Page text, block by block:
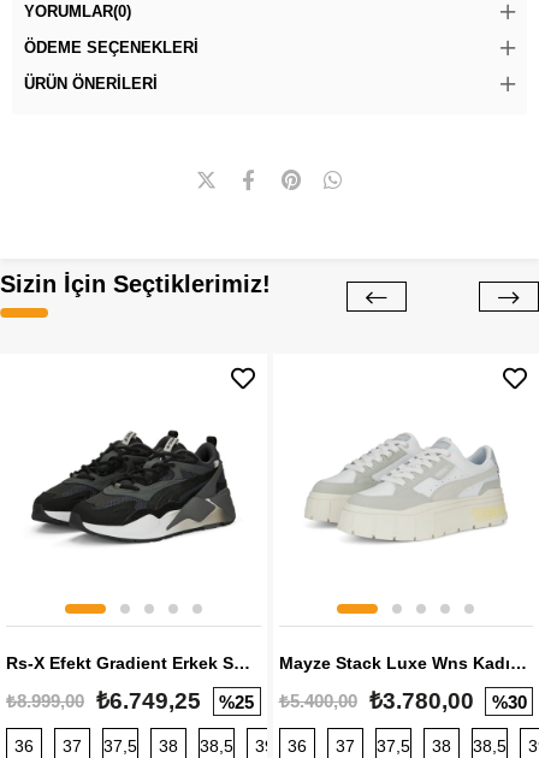
YORUMLAR(0)
ÖDEME SEÇENEKLERI
ÜRÜN ÖNERILERI
Sizin İçin Seçtiklerimiz!
Rs-X Efekt Gradient Erkek Sneaker
₺8.999,00 ₺6.749,25 %25
36 37 37,5 38 38,5 39 40 40,5 41 42 42,5
Mayze Stack Luxe Wns Kadın Sneaker
₺5.400,00 ₺3.780,00 %30
36 37 37,5 38 38,5